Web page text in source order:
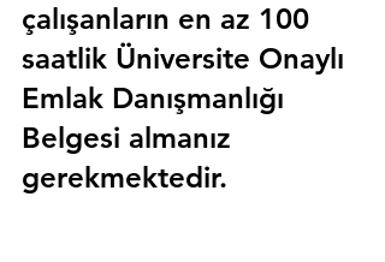
çalışanların en az 100
saatlik Üniversite Onaylı
Emlak Danışmanlığı
Belgesi almanız
gerekmektedir.